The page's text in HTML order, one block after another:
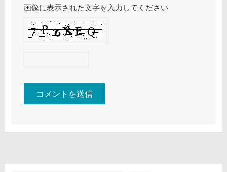
画像に表示された文字を入力してください